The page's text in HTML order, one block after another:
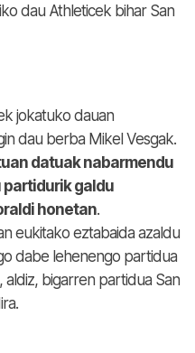
dau Athleticek bihar San
jokatuko dauan
dau berba Mikel Vesgak.
datuak nabarmendu
galdu
honetan.
eukitako eztabaida azaldu
dabe lehenengo partidua
bigarren partidua San